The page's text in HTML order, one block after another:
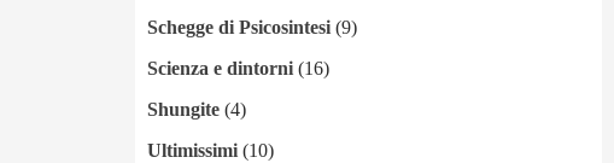
Schegge di Psicosintesi(9)
Scienza e dintorni(16)
Shungite(4)
Ultimissimi(10)